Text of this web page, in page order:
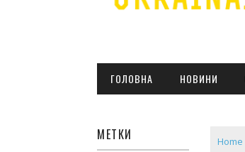
ГОЛОВНА НОВИНИ
МЕТКИ Home